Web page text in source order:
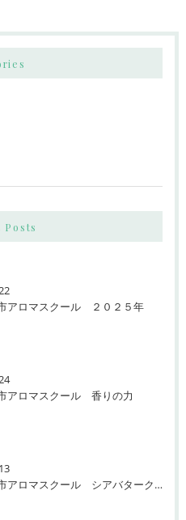
Posts
アロマスクール ２０２５年
アロマスクール 香りの力
千葉県成田市アロマスクール シアバタークリーム